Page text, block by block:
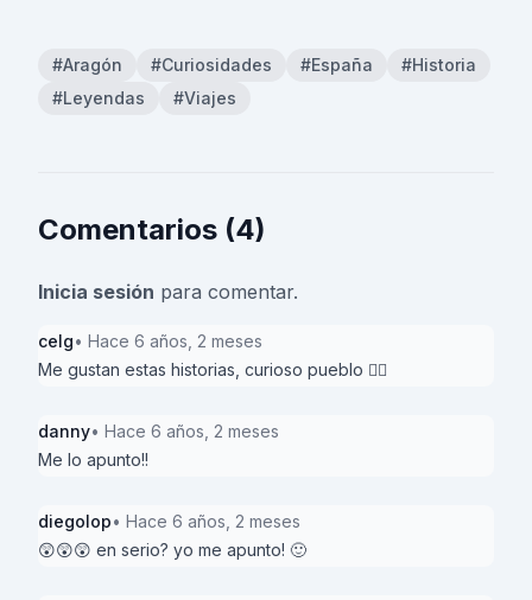
#Aragón #Curiosidades #España
#Historia
#Leyendas
#Viajes
Comentarios (4)
Inicia sesión para comentar.
celg• Hace 6 años, 2 meses
Me gustan estas historias, curioso pueblo 👍🏻
danny• Hace 6 años, 2 meses
Me lo apunto!!
diegolop• Hace 6 años, 2 meses
😲😲😲 en serio? yo me apunto! 🙂